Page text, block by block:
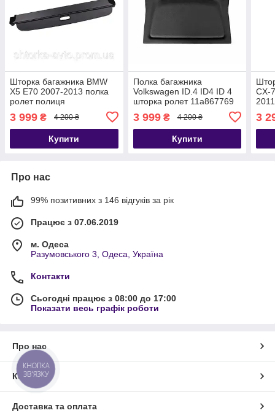
Шторка багажника BMW
X5 E70 2007-2013 полка
ролет полиця
3 999 ₴ 4 200 ₴
Купити
Полка багажника
Volkswagen ID.4 ID4 ID 4
шторка ролет 11a867769
3 999₴ 4 200 ₴
Купити
CX-
3
Про нас
99% позитивних з 146 відгуків за рік
Працює з 07.06.2019
м. Одеса
Разумовського 3, Одеса, Україна
Контакти
Сьогодні працює з 08:00 до 17:00
Показати весь графік роботи
Про нас
Контакти
Доставка та оплата
КНОПКА
ЗВ'ЯЗКУ